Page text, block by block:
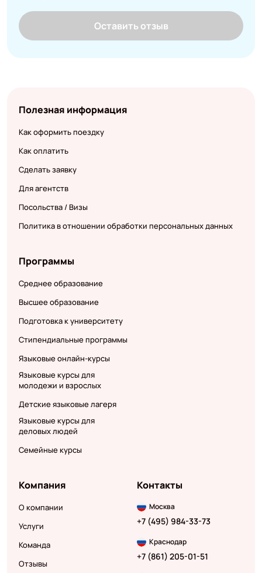
Оставить отзыв
Полезная информация
Как оформить поездку
Как оплатить
Сделать заявку
Для агентств
Посольства / Визы
Политика в отношении обработки персональных данных
Программы
Среднее образование
Высшее образование
Подготовка к университету
Стипендиальные программы
Языковые онлайн-курсы
Языковые курсы для
молодежи и взрослых
Детские языковые лагеря
Языковые курсы для
деловых людей
Семейные курсы
Компания
О компании
Услуги
Команда
Отзывы
Контакты
Москва
+7 (495) 984-33-73
Краснодар
+7 (861) 205-01-51